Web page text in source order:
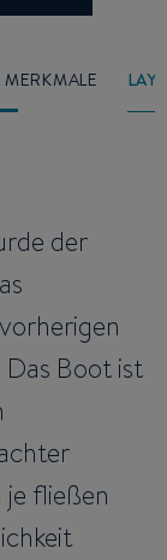
MERKMALE
der
Boot ist
fließen